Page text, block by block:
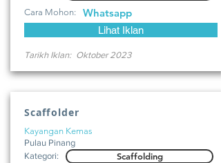
Cara Mohon: Whatsapp
Lihat Iklan
Tarikh Iklan: Oktober 2023
Scaffolder
Kayangan Kemas
Pulau Pinang
Kategori:
Scaffolding